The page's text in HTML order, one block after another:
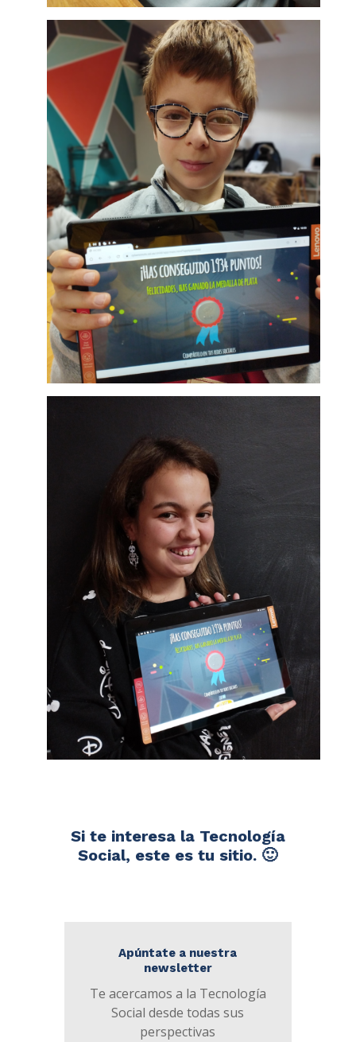
Si te interesa la Tecnología
Social, este es tu sitio. 🙂
Apúntate a nuestra
newsletter
Te acercamos a la Tecnología
Social desde todas sus
perspectivas